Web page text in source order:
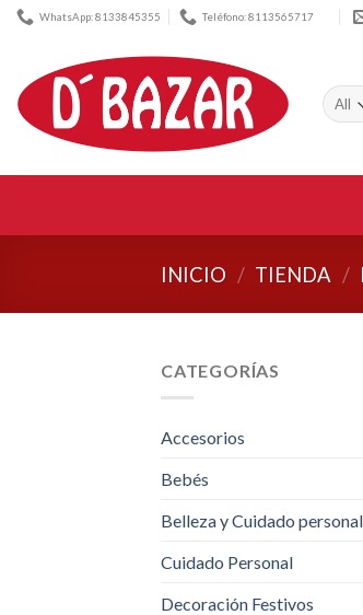
Skip
content
WhatsApp: 8133845355 Teléfono: 8113565717
INICIO / TIENDA /
CATEGORÍAS
Accesorios
Bebés
Belleza y Cuidado personal
Cuidado Personal
Decoración Festivos